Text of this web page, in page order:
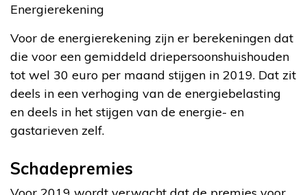
Energierekening
Voor de energierekening zijn er berekeningen dat
die voor een gemiddeld driepersoonshuishouden
tot wel 30 euro per maand stijgen in 2019. Dat zit
deels in een verhoging van de energiebelasting
en deels in het stijgen van de energie- en
gastarieven zelf.
Schadepremies